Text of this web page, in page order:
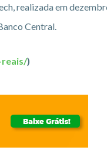
realizada em
Central.
reais/)